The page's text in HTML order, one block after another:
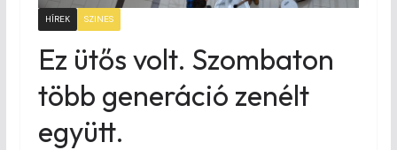
HÍREK SZINES
Ez ütős volt. Szombaton
több generáció zenélt
együtt.